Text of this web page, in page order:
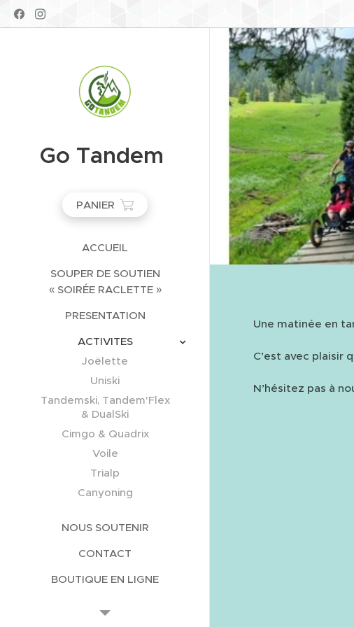
Go Tandem
PANIER
ACCUEIL
SOUPER DE SOUTIEN
« SOIRÉE RACLETTE »
PRESENTATION
ACTIVITES
Joëlette
Uniski
Tandemski, Tandem'Flex
& DualSki
Cimgo & Quadrix
Voile
Trialp
Canyoning
NOUS SOUTENIR
CONTACT
BOUTIQUE EN LIGNE
Une matinée en
C’est avec plaisir
N’hésitez pas à